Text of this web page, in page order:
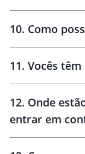
10. Como
11. Vocês
30 dias
12. Onde
entrar em